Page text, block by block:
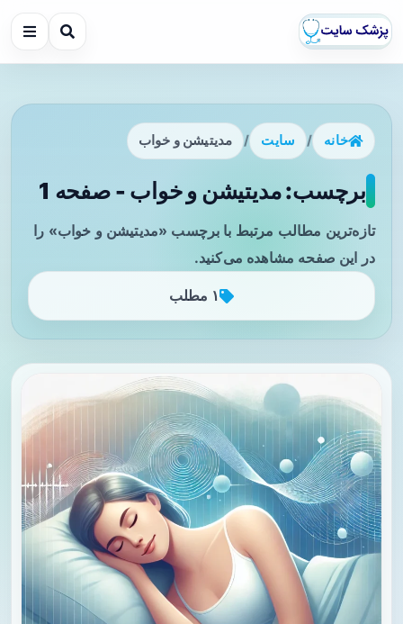
خانه / سایت / مدیتیشن و خواب
برچسب: مدیتیشن و خواب - صفحه 1
تازه‌ترین مطالب مرتبط با برچسب «مدیتیشن و خواب» را
در این صفحه مشاهده می‌کنید.
۱ مطلب